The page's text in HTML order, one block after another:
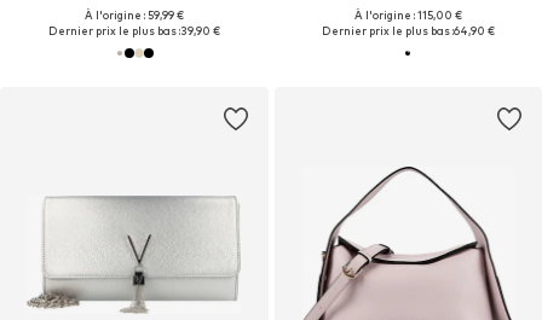
À l'origine : 59,99 €
Dernier prix le plus bas :39,90 €
À l'origine : 115,00 €
Dernier prix le plus bas :64,90 €